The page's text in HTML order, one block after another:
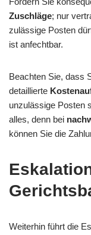
Zuschläge; nur
zulässige Posten
ist anfechtbar.
Beachten Sie, dass
detaillierte
unzulässige Posten
alles, denn bei
können Sie die
Weiterhin führt die